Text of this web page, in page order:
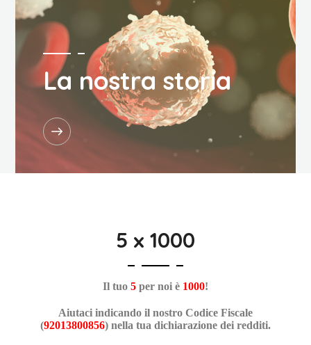
La nostra storia
5 x 1000
Il tuo 5 per noi è 1000!
Aiutaci indicando il nostro Codice Fiscale
(92013800856) nella tua dichiarazione dei redditi.